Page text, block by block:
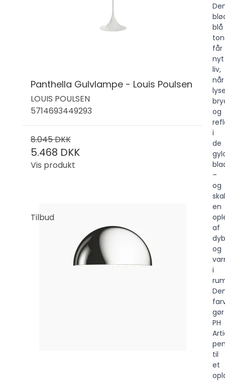
Panthella Gulvlampe - Louis Poulsen
LOUIS POULSEN
5714693449293
8.045 DKK
5.468 DKK
Vis produkt
Tilbud
blå
får
nyt
liv,
når
og
i
de
–
og
en
af
og
i
gør
PH
til
et